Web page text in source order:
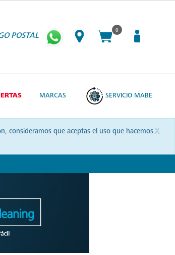
POSTAL
0
MARCAS SERVICIO MABE
x
consideramos que aceptas el uso que hacemos